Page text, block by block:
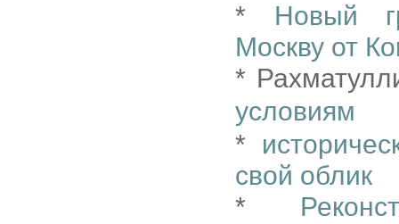
* Новый
Москву от
*
условиям
*
свой облик
*